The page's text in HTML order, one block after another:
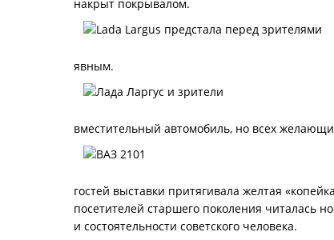
накрыт покрывалом.
явным.
вместительный автомобиль, но всех
гостей выставки притягивала желтая
посетителей старшего поколения читалась
и состоятельности советского человека.